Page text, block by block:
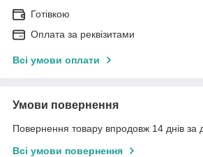
Готівкою
Оплата за реквізитами
Всі умови оплати
Умови повернення
Повернення товару впродовж 14 днів за
Всі умови повернення